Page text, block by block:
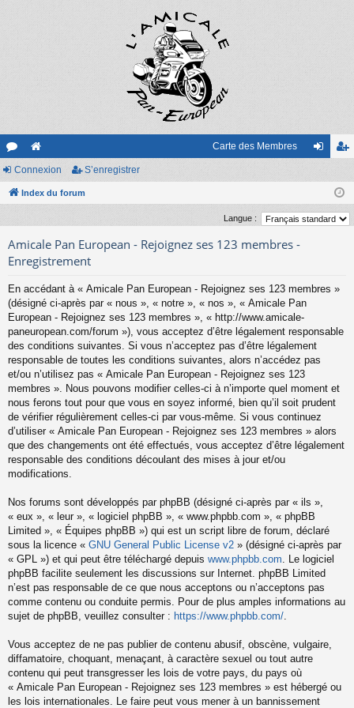
or
u
s
e
sit
Carte des Membres
xi
nr
eg
Connexion S’enregistrer
Index du forum
Langue :
Amicale Pan European - Rejoignez ses 123 membres -
Enregistrement
En accédant à « Amicale Pan European - Rejoignez ses 123 membres »
(désigné ci-après par « nous », « notre », « nos », « Amicale Pan
European - Rejoignez ses 123 membres », « http://www.amicale-
paneuropean.com/forum »), vous acceptez d’être légalement responsable
des conditions suivantes. Si vous n’acceptez pas d’être légalement
responsable de toutes les conditions suivantes, alors n’accédez pas
et/ou n’utilisez pas « Amicale Pan European - Rejoignez ses 123
membres ». Nous pouvons modifier celles-ci à n’importe quel moment et
nous ferons tout pour que vous en soyez informé, bien qu’il soit prudent
de vérifier régulièrement celles-ci par vous-même. Si vous continuez
d’utiliser « Amicale Pan European - Rejoignez ses 123 membres » alors
que des changements ont été effectués, vous acceptez d’être légalement
responsable des conditions découlant des mises à jour et/ou
modifications.
Nos forums sont développés par phpBB (désigné ci-après par « ils »,
« eux », « leur », « logiciel phpBB », « www.phpbb.com », « phpBB
Limited », « Équipes phpBB ») qui est un script libre de forum, déclaré
sous la licence « GNU General Public License v2 » (désigné ci-après par
« GPL ») et qui peut être téléchargé depuis www.phpbb.com . Le logiciel
phpBB facilite seulement les discussions sur Internet. phpBB Limited
n’est pas responsable de ce que nous acceptons ou n’acceptons pas
comme contenu ou conduite permis. Pour de plus amples informations au
sujet de phpBB, veuillez consulter : https://www.phpbb.com/
Vous acceptez de ne pas publier de contenu abusif, obscène, vulgaire,
diffamatoire, choquant, menaçant, à caractère sexuel ou tout autre
contenu qui peut transgresser les lois de votre pays, du pays où
« Amicale Pan European - Rejoignez ses 123 membres » est hébergé ou
les lois internationales. Le faire peut vous mener à un bannissement